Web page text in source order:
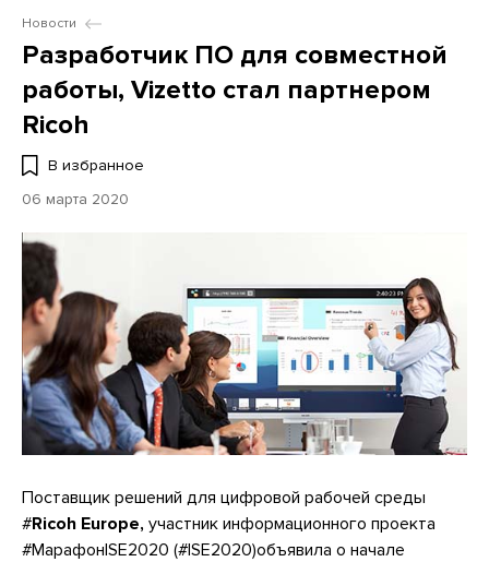
Новости
Разработчик ПО для совместной
работы, Vizetto стал партнером
Ricoh
В избранное
06 марта 2020
Поставщик решений для цифровой рабочей среды
#Ricoh Europe, участник информационного проекта
#МарафонISE2020 (#ISE2020)объявила о начале